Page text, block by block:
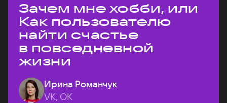
Зачем мне хобби, или
Как пользователю
найти счастье
в повседневной
жизни
Ирина Романчук
VK, ОК